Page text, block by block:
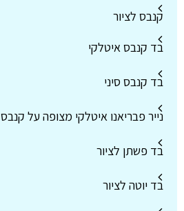
קנבס לציור
בד קנבס איטלקי
בד קנבס סיני
נייר פבריאנו איטלקי מצופה על קנבס
בד פשתן לציור
בד יוטה לציור